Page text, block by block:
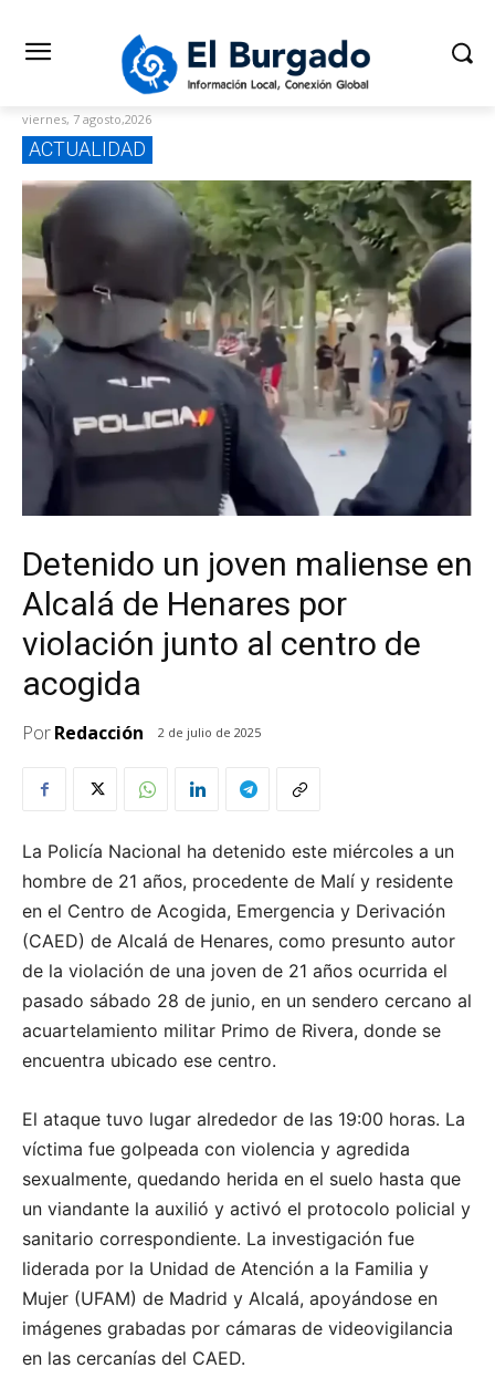
viernes, 7 agosto,2026
ACTUALIDAD
Detenido un joven maliense en
Alcalá de Henares por
violación junto al centro de
acogida
PorRedacción 2 de julio de 2025
La Policía Nacional ha detenido este miércoles a un
hombre de 21 años, procedente de Malí y residente
en el Centro de Acogida, Emergencia y Derivación
(CAED) de Alcalá de Henares, como presunto autor
de la violación de una joven de 21 años ocurrida el
pasado sábado 28 de junio, en un sendero cercano al
acuartelamiento militar Primo de Rivera, donde se
encuentra ubicado ese centro.
El ataque tuvo lugar alrededor de las 19:00 horas. La
víctima fue golpeada con violencia y agredida
sexualmente, quedando herida en el suelo hasta que
un viandante la auxilió y activó el protocolo policial y
sanitario correspondiente. La investigación fue
liderada por la Unidad de Atención a la Familia y
Mujer (UFAM) de Madrid y Alcalá, apoyándose en
imágenes grabadas por cámaras de videovigilancia
en las cercanías del CAED.